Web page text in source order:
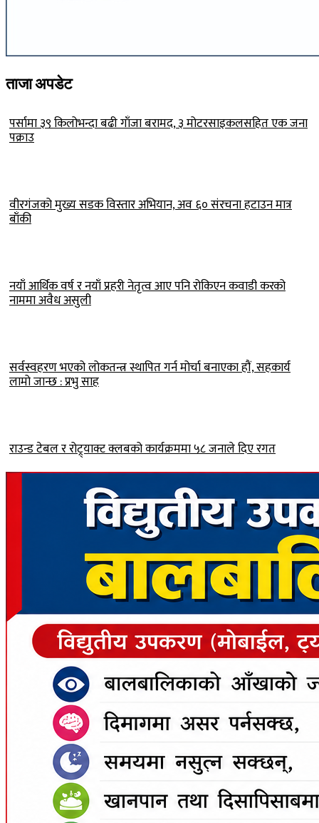
ताजा अपडेट
पर्सामा ३९ किलोभन्दा बढी गाँजा बरामद, ३ मोटरसाइकलसहित एक जना
पक्राउ
वीरगंजको मुख्य सडक विस्तार अभियान, अव ६० संरचना हटाउन मात्र
बाँकी
नयाँ आर्थिक वर्ष र नयाँ प्रहरी नेतृत्व आए पनि रोकिएन कवाडी करको
नाममा अवैध असुली
सर्वस्वहरण भएको लोकतन्त्र स्थापित गर्न मोर्चा बनाएका हौं, सहकार्य
लामो जान्छ : प्रभु साह
राउन्ड टेबल र रोट्र्याक्ट क्लबको कार्यक्रममा ५८ जनाले दिए रगत